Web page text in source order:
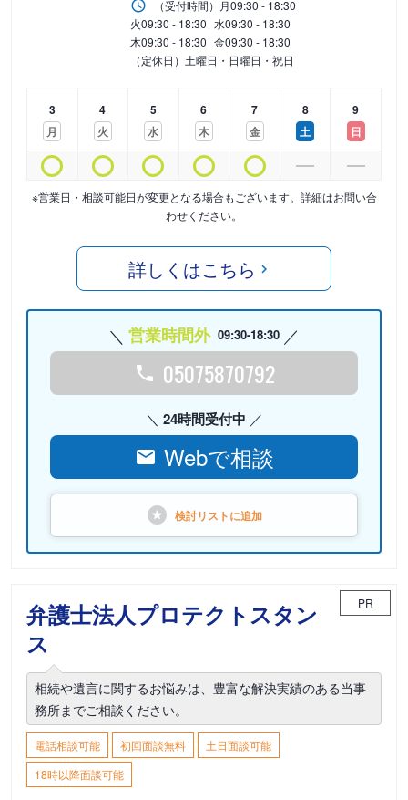
（受付時間） 月09:30 - 18:30
火09:30 - 18:30 水09:30 - 18:30
木09:30 - 18:30 金09:30 - 18:30
（定休日）土曜日・日曜日・祝日
3
月
4
火
5
水
6
木
7
金
8
土
9
日
※営業日・相談可能日が変更となる場合もございます。詳細はお問い合
わせください。
詳しくはこちら
営業時間外 09:30-18:30
05075870792
24時間受付中
Webで相談
検討リストに追加
弁護士法人プロテクトスタン
ス
PR
相続や遺言に関するお悩みは、豊富な解決実績のある当事
務所までご相談ください。
電話相談可能 初回面談無料
土日面談可能
18時以降面談可能